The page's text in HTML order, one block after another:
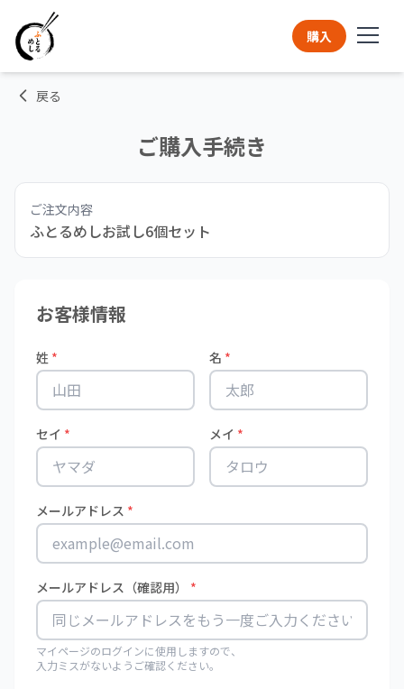
購入
メニュー一覧
お知らせ
マイページ
戻る
ご購入手続き
ご注文内容
ふとるめしお試し6個セット
お客様情報
姓 * 名 *
セイ * メイ *
メールアドレス *
メールアドレス（確認用） *
マイページのログインに使用しますので、
入力ミスがないようご確認ください。